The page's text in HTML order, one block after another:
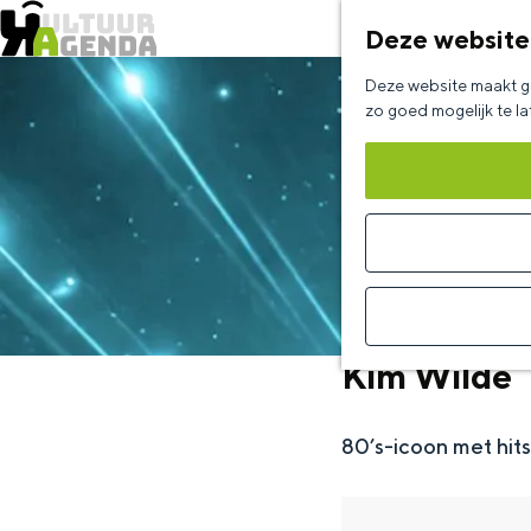
Deze
Deze website maakt
zo goed mogelijk te
a
a
r
d
Kim Wilde
80’s-icoon met